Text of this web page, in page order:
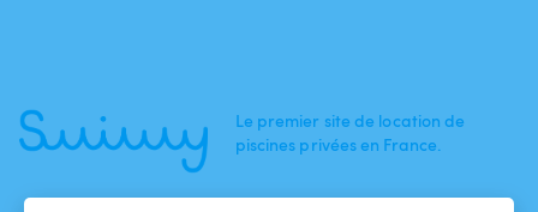
Le premier site de location de
piscines privées en France.